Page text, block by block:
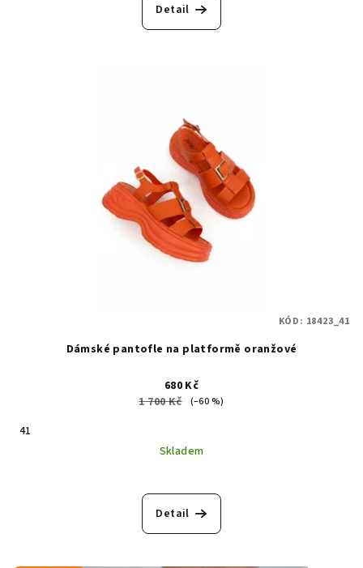
Detail
Dámské pantofle na platformě oranžové
680 Kč
1 700 Kč
(–60 %)
41
Skladem
Detail
KÓD: 18423_41